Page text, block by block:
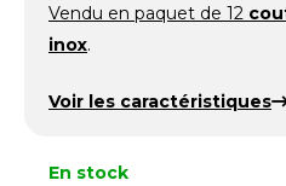
Vendu en paquet de 12
inox.
Voir les caractéristiques
En stock